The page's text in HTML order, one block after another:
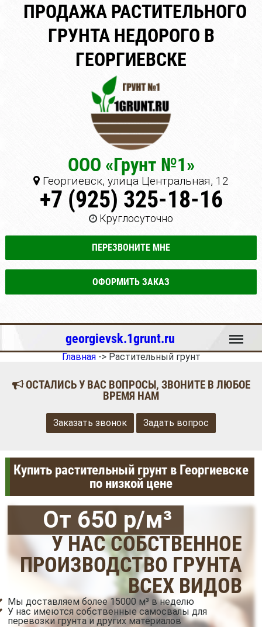
ПРОДАЖА РАСТИТЕЛЬНОГО
ГРУНТА НЕДОРОГО В
ГЕОРГИЕВСКЕ
ООО «Грунт №1»
Георгиевск, улица Центральная, 12
+7 (925) 325-18-16
Круглосуточно
ПЕРЕЗВОНИТЕ МНЕ
ОФОРМИТЬ ЗАКАЗ
georgievsk.1grunt.ru Меню
Главная-> Растительный грунт
ОСТАЛИСЬ У ВАС ВОПРОСЫ, ЗВОНИТЕ В ЛЮБОЕ
ВРЕМЯ НАМ
Заказать звонок Задать вопрос
Купить растительный грунт в Георгиевске
по низкой цене
От 650 р/м³
У НАС СОБСТВЕННОЕ
ПРОИЗВОДСТВО ГРУНТА
ВСЕХ ВИДОВ
Мы доставляем более 15000 м³ в неделю
У нас имеются собственные самосвалы для
перевозки грунта и других материалов